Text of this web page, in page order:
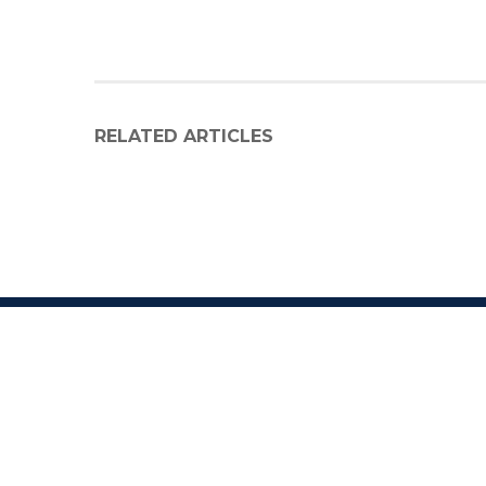
RELATED ARTICLES